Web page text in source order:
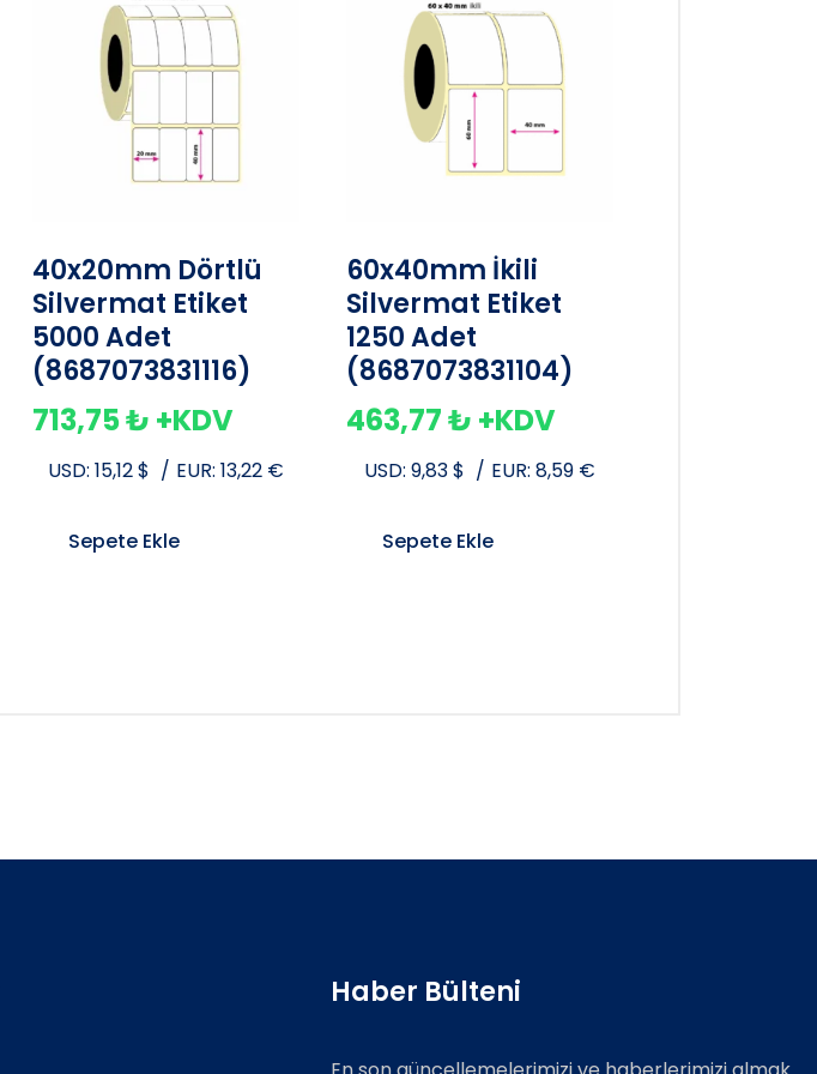
40x20mm Dörtlü
Silvermat Etiket
5000 Adet
(8687073831116)
713,75₺ +KDV
USD:15,12$ / EUR:13,22 €
Sepete Ekle
60x40mm İkili
Silvermat Etiket
1250 Adet
(8687073831104)
463,77₺ +KDV
USD: 9,83$ / EUR: 8,59 €
Sepete Ekle
Haber Bülteni